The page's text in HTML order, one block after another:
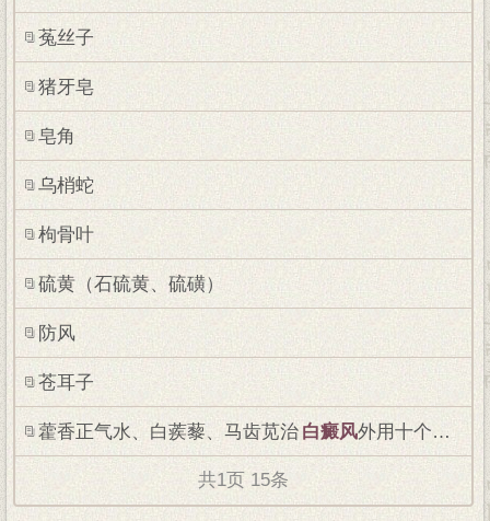
菟丝子
猪牙皂
皂角
乌梢蛇
枸骨叶
硫黄（石硫黄、硫磺）
防风
苍耳子
藿香正气水、白蒺藜、马齿苋治 白癜风外用十个偏方
共1页 15条